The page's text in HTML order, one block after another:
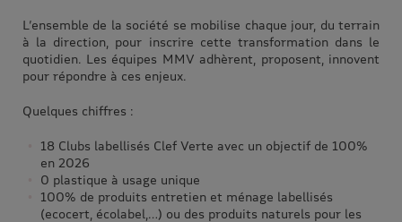
L’ensemble de la société se mobilise chaque jour, du terrain
à la direction, pour inscrire cette transformation dans le
quotidien. Les équipes MMV adhèrent, proposent, innovent
pour répondre à ces enjeux.
Quelques chiffres :
18 Clubs labellisés Clef Verte avec un objectif de 100%
en 2026
0 plastique à usage unique
100% de produits entretien et ménage labellisés
(ecocert, écolabel,…) ou des produits naturels pour les